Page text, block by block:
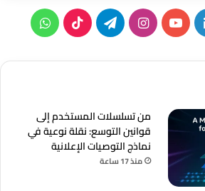
لينكدإن‫YouTubeانستقرامتيلقرام‫TikTok
من تسلسلات المستخدم إلى
قوانين التوسع: نقلة نوعية في
نماذج التوصيات الإعلانية
منذ 17 ساعة